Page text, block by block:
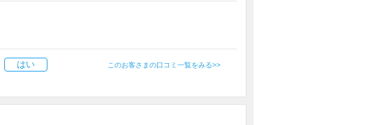
はい このお客さまの口コミ一覧をみる>>